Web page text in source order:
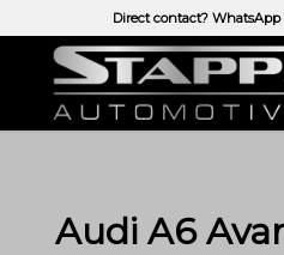
Direct contact? WhatsApp
Audi A6